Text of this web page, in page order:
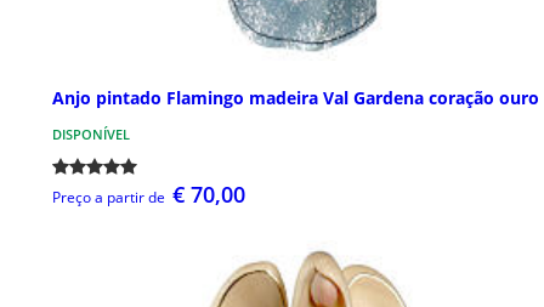
Anjo pintado Flamingo madeira Val Gardena coração ouro
DISPONÍVEL
Preço a partir de € 70,00